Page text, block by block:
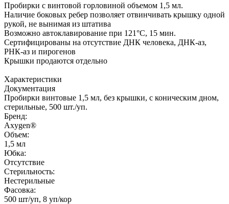
Пробирки с винтовой горловиной объемом 1,5 мл.
Наличие боковых ребер позволяет отвинчивать крышку одной
рукой, не вынимая из штатива
Возможно автоклавирование при 121°С, 15 мин.
Сертифицированы на отсутствие ДНК человека, ДНК-аз,
РНК-аз и пирогенов
Крышки продаются отдельно
Характеристики
Документация
Пробирки винтовые 1,5 мл, без крышки, с коническим дном,
стерильные, 500 шт./уп.
Бренд:
Axygen®
Объем:
1,5 мл
Юбка:
Отсутствие
Стерильность:
Нестерильные
Фасовка:
500 шт/уп, 8 уп/кор